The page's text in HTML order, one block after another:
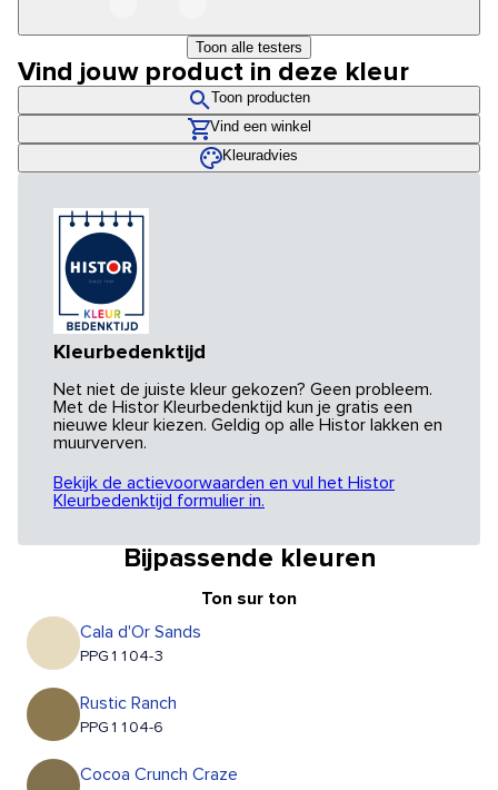
Toon alle testers
Vind jouw product in deze kleur
Toon producten
Vind een winkel
Kleuradvies
Kleurbedenktijd
Net niet de juiste kleur gekozen? Geen probleem.
Met de Histor Kleurbedenktijd kun je gratis een
nieuwe kleur kiezen. Geldig op alle Histor lakken en
muurverven.
Bekijk de actievoorwaarden en vul het Histor
Kleurbedenktijd formulier in.
Bijpassende kleuren
Ton sur ton
Cala d'Or Sands
PPG1104-3
Rustic Ranch
PPG1104-6
Cocoa Crunch Craze